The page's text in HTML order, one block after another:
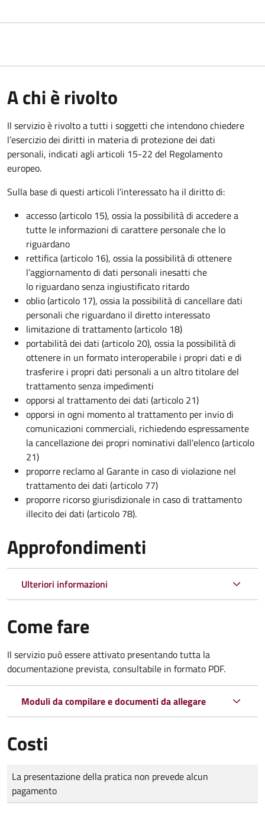
A chi è rivolto
Il servizio è rivolto a tutti i soggetti che intendono chiedere
l’esercizio dei diritti in materia di protezione dei dati
personali, indicati agli articoli 15-22 del Regolamento
europeo.
Sulla base di questi articoli l’interessato ha il diritto di:
accesso (articolo 15), ossia la possibilità di accedere a
tutte le informazioni di carattere personale che lo
riguardano
rettifica (articolo 16), ossia la possibilità di ottenere
l’aggiornamento di dati personali inesatti che
lo riguardano senza ingiustificato ritardo
oblio (articolo 17), ossia la possibilità di cancellare dati
personali che riguardano il diretto interessato
limitazione di trattamento (articolo 18)
portabilità dei dati (articolo 20), ossia la possibilità di
ottenere in un formato interoperabile i propri dati e di
trasferire i propri dati personali a un altro titolare del
trattamento senza impedimenti
opporsi al trattamento dei dati (articolo 21)
opporsi in ogni momento al trattamento per invio di
comunicazioni commerciali, richiedendo espressamente
la cancellazione dei propri nominativi dall'elenco (articolo
21)
proporre reclamo al Garante in caso di violazione nel
trattamento dei dati (articolo 77)
proporre ricorso giurisdizionale in caso di trattamento
illecito dei dati (articolo 78).
Approfondimenti
Ulteriori informazioni
Come fare
Il servizio può essere attivato presentando tutta la
documentazione prevista, consultabile in formato PDF.
Moduli da compilare e documenti da allegare
Costi
Tipo di pagamento
Importo
La presentazione della pratica non prevede alcun
pagamento